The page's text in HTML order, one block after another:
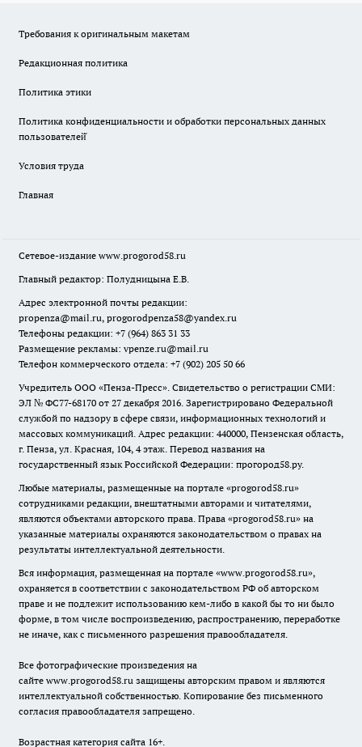
Требования к оригинальным макетам
Редакционная политика
Политика этики
Политика конфиденциальности и обработки персональных данных
пользователей̆
Условия труда
Главная
Сетевое-издание www.progorod58.ru
Главный редактор: Полудницына Е.В.
Адрес электронной почты редакции:
propenza@mail.ru, progorodpenza58@yandex.ru
Телефоны редакции: +7 (964) 863 31 33
Размещение рекламы: vpenze.ru@mail.ru
Телефон коммерческого отдела: +7 (902) 205 50 66
Учредитель ООО «Пенза-Пресс». Свидетельство о регистрации СМИ:
ЭЛ № ФС77-68170 от 27 декабря 2016. Зарегистрировано Федеральной
службой по надзору в сфере связи, информационных технологий и
массовых коммуникаций. Адрес редакции: 440000, Пензенская область,
г. Пенза, ул. Красная, 104, 4 этаж. Перевод названия на
государственный язык Российской Федерации: прогород58.ру.
Любые материалы, размещенные на портале «progorod58.ru»
сотрудниками редакции, внештатными авторами и читателями,
являются объектами авторского права. Права «progorod58.ru» на
указанные материалы охраняются законодательством о правах на
результаты интеллектуальной деятельности.
Вся информация, размещенная на портале «www.progorod58.ru»,
охраняется в соответствии с законодательством РФ об авторском
праве и не подлежит использованию кем-либо в какой бы то ни было
форме, в том числе воспроизведению, распространению, переработке
не иначе, как с письменного разрешения правообладателя.
Все фотографические произведения на
сайте www.progorod58.ru защищены авторским правом и являются
интеллектуальной собственностью. Копирование без письменного
согласия правообладателя запрещено.
Возрастная категория сайта 16+.